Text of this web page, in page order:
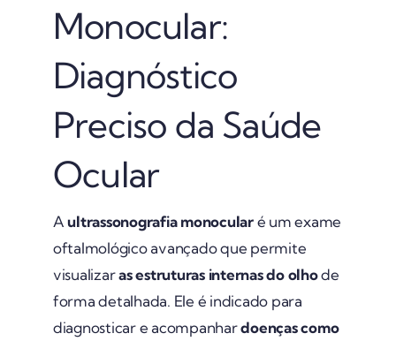
Monocular:
Diagnóstico
Preciso da Saúde
Ocular
Aultrassonografia monocularé um exame
oftalmológico avançado que permite
visualizaras estruturas internas do olhode
forma detalhada. Ele é indicado para
diagnosticar e acompanhardoenças como